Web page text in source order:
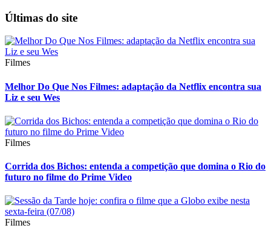
Últimas do site
Filmes
Melhor Do Que Nos Filmes: adaptação da Netflix encontra sua
Liz e seu Wes
Filmes
Corrida dos Bichos: entenda a competição que domina o Rio do
futuro no filme do Prime Video
Filmes